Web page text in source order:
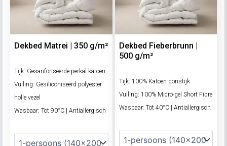
Dekbed Matrei | 350 g/m²
Tijk: Gesanforiseerde perkal katoen
Vulling: Gesiliconiseerd polyester
holle vezel
Wasbaar: Tot 90°C | Antiallergisch
Dekbed Fieberbrunn |
500 g/m²
Tijk: 100% Katoen donstijk
Vulling: 100% Micro-gel Short Fibre
Wasbaar: Tot 40°C | Antiallergisch